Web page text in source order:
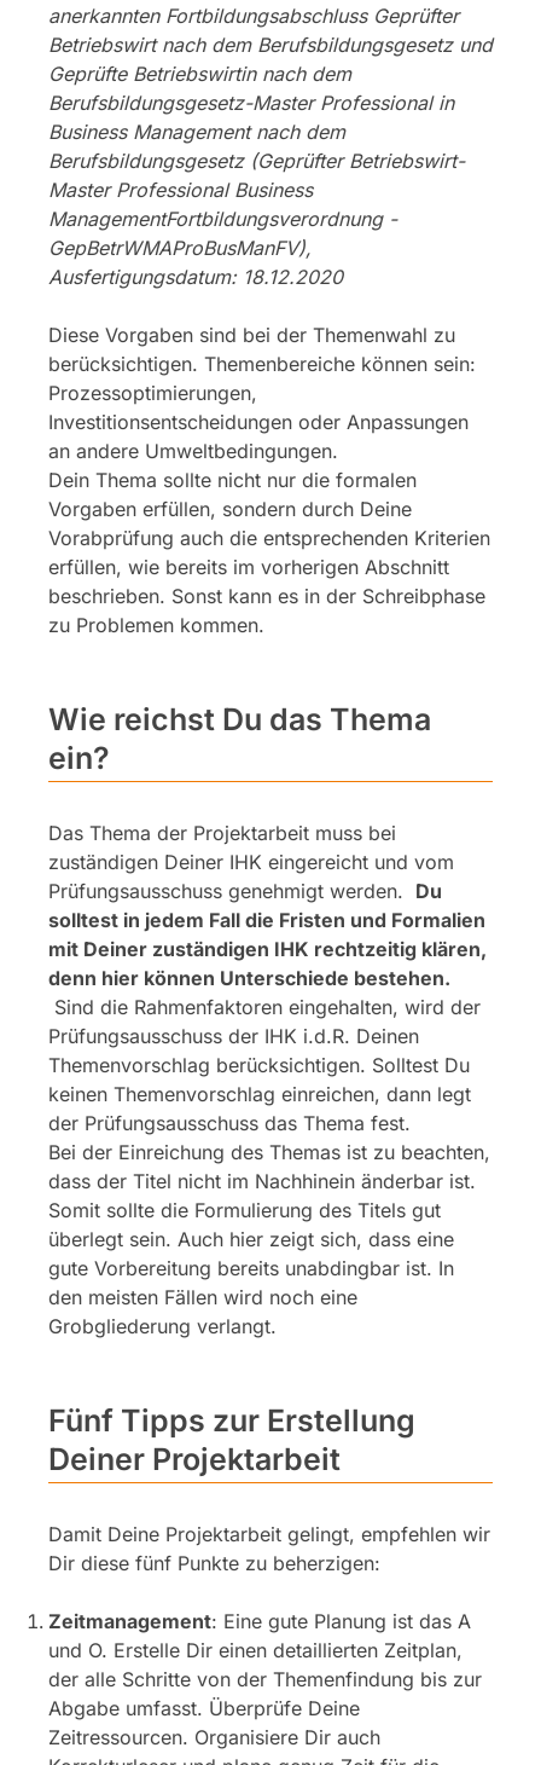
anerkannten Fortbildungsabschluss Geprüfter
Betriebswirt nach dem Berufsbildungsgesetz und
Geprüfte Betriebswirtin nach dem
Berufsbildungsgesetz-Master Professional in
Business Management nach dem
Berufsbildungsgesetz (Geprüfter Betriebswirt-
Master Professional Business
ManagementFortbildungsverordnung -
GepBetrWMAProBusManFV),
Ausfertigungsdatum: 18.12.2020
Diese Vorgaben sind bei der Themenwahl zu
berücksichtigen. Themenbereiche können sein:
Prozessoptimierungen,
Investitionsentscheidungen oder Anpassungen
an andere Umweltbedingungen.
Dein Thema sollte nicht nur die formalen
Vorgaben erfüllen, sondern durch Deine
Vorabprüfung auch die entsprechenden Kriterien
erfüllen, wie bereits im vorherigen Abschnitt
beschrieben. Sonst kann es in der Schreibphase
zu Problemen kommen.
Wie reichst Du das Thema
ein?
Das Thema der Projektarbeit muss bei
zuständigen Deiner IHK eingereicht und vom
Prüfungsausschuss genehmigt werden. Du
solltest in jedem Fall die Fristen und Formalien
mit Deiner zuständigen IHK rechtzeitig klären,
denn hier können Unterschiede bestehen.
Sind die Rahmenfaktoren eingehalten, wird der
Prüfungsausschuss der IHK i.d.R. Deinen
Themenvorschlag berücksichtigen. Solltest Du
keinen Themenvorschlag einreichen, dann legt
der Prüfungsausschuss das Thema fest.
Bei der Einreichung des Themas ist zu beachten,
dass der Titel nicht im Nachhinein änderbar ist.
Somit sollte die Formulierung des Titels gut
überlegt sein. Auch hier zeigt sich, dass eine
gute Vorbereitung bereits unabdingbar ist. In
den meisten Fällen wird noch eine
Grobgliederung verlangt.
Fünf Tipps zur Erstellung
Deiner Projektarbeit
Damit Deine Projektarbeit gelingt, empfehlen wir
Dir diese fünf Punkte zu beherzigen:
Zeitmanagement: Eine gute Planung ist das A
und O. Erstelle Dir einen detaillierten Zeitplan,
der alle Schritte von der Themenfindung bis zur
Abgabe umfasst. Überprüfe Deine
Zeitressourcen. Organisiere Dir auch